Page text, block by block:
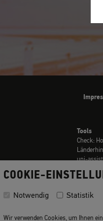
Tools
Check:
uni-
Links
Video-
COOKIE-
Notwendig Statistik
Wir verwenden Cookies, um Ihnen